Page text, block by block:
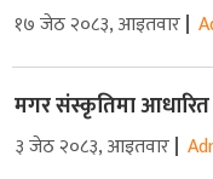
१७ जेठ २०८३, आइतवार
मगर संस्कृतिमा आधारित
३ जेठ २०८३, आइतवार